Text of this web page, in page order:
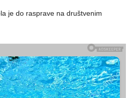
je do rasprave na društvenim